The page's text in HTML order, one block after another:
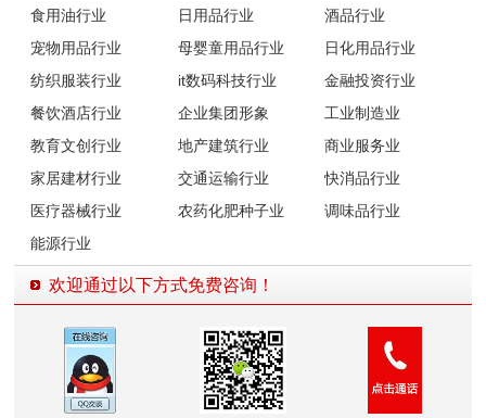
食用油行业
日用品行业
酒品行业
宠物用品行业
母婴童用品行业
日化用品行业
纺织服装行业
it数码科技行业
金融投资行业
餐饮酒店行业
企业集团形象
工业制造业
教育文创行业
地产建筑行业
商业服务业
家居建材行业
交通运输行业
快消品行业
医疗器械行业
农药化肥种子业
调味品行业
能源行业
欢迎通过以下方式免费咨询！